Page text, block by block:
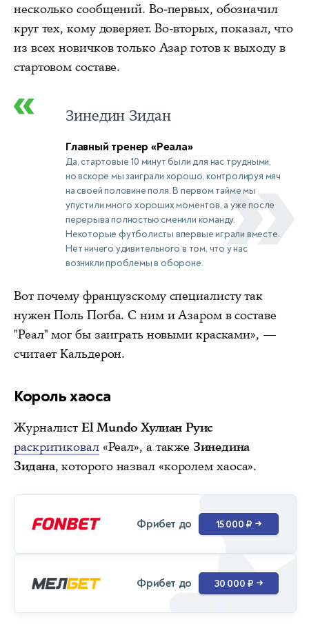
несколько сообщений. Во-первых, обозначил
круг тех, кому доверяет. Во-вторых, показал, что
из всех новичков только Азар готов к выходу в
стартовом составе.
Зинедин Зидан
Главный тренер «Реала»
Да, стартовые 10 минут были для нас трудными,
но вскоре мы заиграли хорошо, контролируя мяч
на своей половине поля. В первом тайме мы
упустили много хороших моментов, а уже после
перерыва полностью сменили команду.
Некоторые футболисты впервые играли вместе.
Нет ничего удивительного в том, что у нас
возникли проблемы в обороне.
Вот почему французскому специалисту так
нужен Поль Погба. С ним и Азаром в составе
"Реал" мог бы заиграть новыми красками», —
считает Кальдерон.
Король хаоса
Журналист El Mundo Хулиан Руис
раскритиковал«Реал», а такжеЗинедина
Зидана, которого назвал «королем хаоса».
Фрибет до 15 000 ₽ →
Фрибет до 30 000 ₽ →